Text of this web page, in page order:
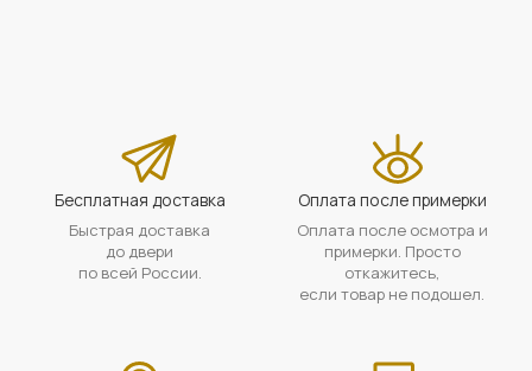
Бесплатная доставка
Быстрая доставка
до двери
по всей России.
Оплата после примерки
Оплата после осмотра и
примерки. Просто
откажитесь,
если товар не подошел.